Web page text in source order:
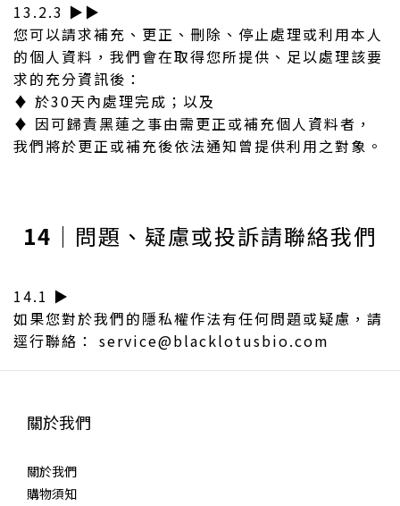
13.2.3 ▶︎▶︎
您可以請求補充、更正、刪除、停止處理或利用本人
的個人資料，我們會在取得您所提供、足以處理該要
求的充分資訊後：
♦︎ 於30天內處理完成；以及
♦︎ 因可歸責黑蓮之事由需更正或補充個人資料者，
我們將於更正或補充後依法通知曾提供利用之對象。
14 ｜問題、疑慮或投訴請聯絡我們
14.1 ▶︎
如果您對於我們的隱私權作法有任何問題或疑慮，請
逕行聯絡： service@blacklotusbio.com
關於我們
關於我們
購物須知